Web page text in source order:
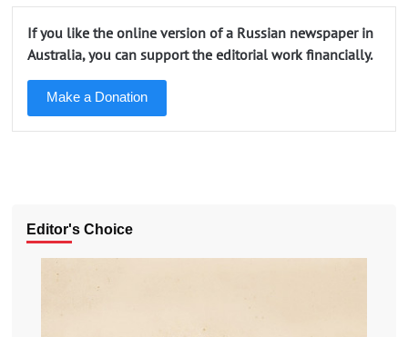
If you like the online version of a Russian newspaper in
Australia, you can support the editorial work financially.
Make a Donation
Editor's Choice